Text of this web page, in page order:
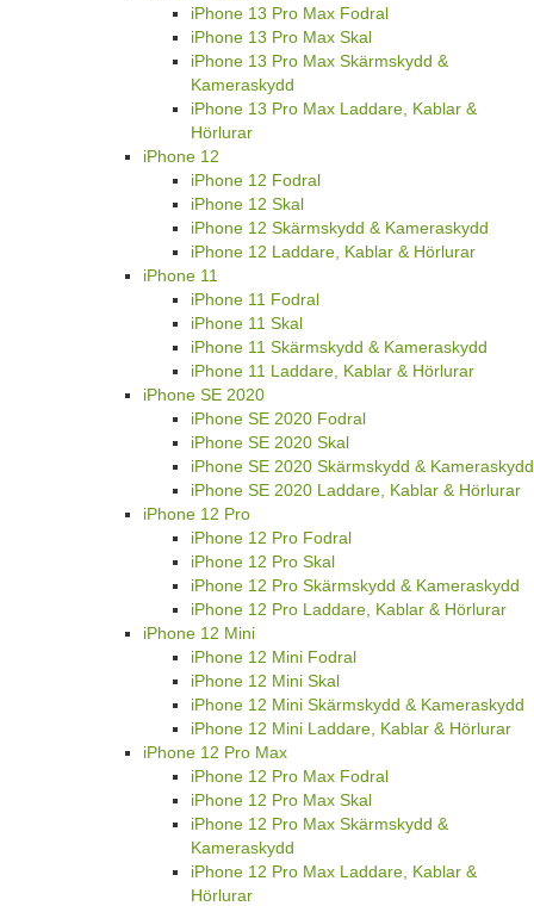
iPhone 13 Pro Max Fodral
iPhone 13 Pro Max Skal
iPhone 13 Pro Max Skärmskydd &
Kameraskydd
iPhone 13 Pro Max Laddare, Kablar &
Hörlurar
iPhone 12
iPhone 12 Fodral
iPhone 12 Skal
iPhone 12 Skärmskydd & Kameraskydd
iPhone 12 Laddare, Kablar & Hörlurar
iPhone 11
iPhone 11 Fodral
iPhone 11 Skal
iPhone 11 Skärmskydd & Kameraskydd
iPhone 11 Laddare, Kablar & Hörlurar
iPhone SE 2020
iPhone SE 2020 Fodral
iPhone SE 2020 Skal
iPhone SE 2020 Skärmskydd & Kameraskydd
iPhone SE 2020 Laddare, Kablar & Hörlurar
iPhone 12 Pro
iPhone 12 Pro Fodral
iPhone 12 Pro Skal
iPhone 12 Pro Skärmskydd & Kameraskydd
iPhone 12 Pro Laddare, Kablar & Hörlurar
iPhone 12 Mini
iPhone 12 Mini Fodral
iPhone 12 Mini Skal
iPhone 12 Mini Skärmskydd & Kameraskydd
iPhone 12 Mini Laddare, Kablar & Hörlurar
iPhone 12 Pro Max
iPhone 12 Pro Max Fodral
iPhone 12 Pro Max Skal
iPhone 12 Pro Max Skärmskydd &
Kameraskydd
iPhone 12 Pro Max Laddare, Kablar &
Hörlurar